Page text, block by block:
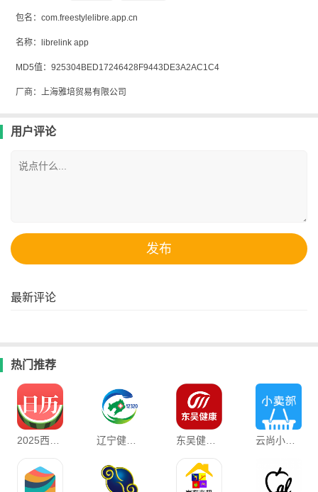
包名：com.freestylelibre.app.cn
名称：librelink app
MD5值：925304BED17246428F9443DE3A2AC1C4
厂商：上海雅培贸易有限公司
用户评论
最新评论
热门推荐
辽宁健康通app 东吴健康最新版 云尚小卖部